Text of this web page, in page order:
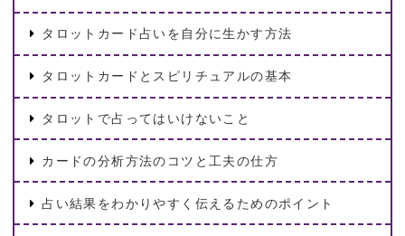
タロットカード占いを自分に生かす方法
タロットカードとスピリチュアルの基本
タロットで占ってはいけないこと
カードの分析方法のコツと工夫の仕方
占い結果をわかりやすく伝えるためのポイント